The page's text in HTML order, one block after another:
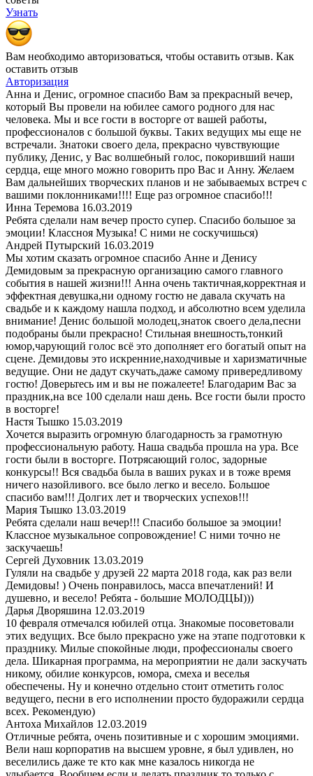
Узнать
Вам необходимо авторизоваться, чтобы оставить отзыв. Как
оставить отзыв
Авторизация
Анна и Денис, огpомное спасибо Вам за прекрасный вечер,
который Вы провели на юбилее самого родного для нас
человека. Мы и все гости в восторге от вашей работы,
профессионалов с большой буквы. Таких ведущих мы еще не
встречали. Знатоки своего дела, прекрасно чувствующие
публику, Денис, у Вас волшебный голос, покоривший наши
сердца, еще много можно говорить про Вас и Анну. Желаем
Вам дальнейших творческих планов и не забываемых встреч с
вашими поклонниками!!!! Еще раз огромное спасибо!!!
Инна Теремова 16.03.2019
Ребята сделали нам вечер просто супер. Спасибо большое за
эмоции! Классноя Музыка! С ними не соскучишься)
Андрей Путырский 16.03.2019
Мы хотим сказать огромное спасибо Анне и Денису
Демидовым за прекрасную организацию самого главного
события в нашей жизни!!! Анна очень тактичная,корректная и
эффектная девушка,ни одному гостю не давала скучать на
свадьбе и к каждому нашла подход, и абсолютно всем уделила
внимание! Денис большой молодец,знаток своего дела,песни
подобраны были прекрасно! Стильная внешность,тонкий
юмор,чарующий голос всё это дополняет его богатый опыт на
сцене. Демидовы это искренние,находчивые и харизматичные
ведущие. Они не дадут скучать,даже самому привередливому
гостю! Доверьтесь им и вы не пожалеете! Благодарим Вас за
праздник,на все 100 сделали наш день. Все гости были просто
в восторге!
Настя Тышко 15.03.2019
Хочется выразить огромную благодарность за грамотную
профессиональную работу. Наша свадьба прошла на ура. Все
гости были в восторге. Потрясающий голос, задорные
конкурсы!! Вся свадьба была в ваших руках и в тоже время
ничего назойливого. все было легко и весело. Большое
спасибо вам!!! Долгих лет и творческих успехов!!!
Мария Тышко 13.03.2019
Ребята сделали наш вечер!!! Спасибо большое за эмоции!
Классное музыкальное сопровождение! С ними точно не
заскучаешь!
Сергей Духовник 13.03.2019
Гуляли на свадьбе у друзей 22 марта 2018 года, как раз вели
Демидовы! ) Очень понравилось, масса впечатлений! И
душевно, и весело! Ребята - большие МОЛОДЦЫ)))
Дарья Дворяшина 12.03.2019
10 февраля отмечался юбилей отца. Знакомые посоветовали
этих ведущих. Все было прекрасно уже на этапе подготовки к
празднику. Милые спокойные люди, профессионалы своего
дела. Шикарная программа, на мероприятии не дали заскучать
никому, обилие конкурсов, юмора, смеха и веселья
обеспечены. Ну и конечно отдельно стоит отметить голос
ведущего, песни в его исполнении просто будоражили сердца
всех. Рекомендую)
Антоха Михайлов 12.03.2019
Отличные ребята, очень позитивные и с хорошим эмоциями.
Вели наш корпоратив на высшем уровне, я был удивлен, но
веселились даже те кто как мне казалось никогда не